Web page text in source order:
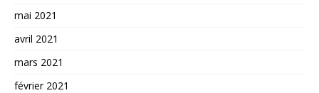
mai 2021
avril 2021
mars 2021
février 2021